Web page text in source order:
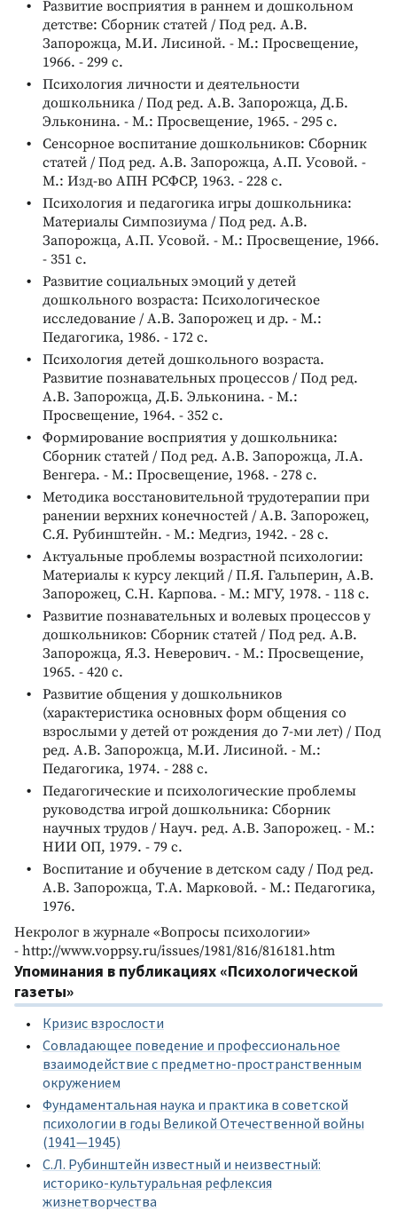
Развитие восприятия в раннем и дошкольном
детстве: Сборник статей / Под ред. А.В.
Запорожца, М.И. Лисиной. - М.: Просвещение,
1966. - 299 с.
Психология личности и деятельности
дошкольника / Под ред. А.В. Запорожца, Д.Б.
Эльконина. - М.: Просвещение, 1965. - 295 с.
Сенсорное воспитание дошкольников: Сборник
статей / Под ред. А.В. Запорожца, А.П. Усовой. -
М.: Изд-во АПН РСФСР, 1963. - 228 с.
Психология и педагогика игры дошкольника:
Материалы Симпозиума / Под ред. А.В.
Запорожца, А.П. Усовой. - М.: Просвещение, 1966.
- 351 с.
Развитие социальных эмоций у детей
дошкольного возраста: Психологическое
исследование / А.В. Запорожец и др. - М.:
Педагогика, 1986. - 172 с.
Психология детей дошкольного возраста.
Развитие познавательных процессов / Под ред.
А.В. Запорожца, Д.Б. Эльконина. - М.:
Просвещение, 1964. - 352 с.
Формирование восприятия у дошкольника:
Сборник статей / Под ред. А.В. Запорожца, Л.А.
Венгера. - М.: Просвещение, 1968. - 278 с.
Методика восстановительной трудотерапии при
ранении верхних конечностей / А.В. Запорожец,
С.Я. Рубинштейн. - М.: Медгиз, 1942. - 28 с.
Актуальные проблемы возрастной психологии:
Материалы к курсу лекций / П.Я. Гальперин, А.В.
Запорожец, С.Н. Карпова. - М.: МГУ, 1978. - 118 с.
Развитие познавательных и волевых процессов у
дошкольников: Сборник статей / Под ред. А.В.
Запорожца, Я.З. Неверович. - М.: Просвещение,
1965. - 420 с.
Развитие общения у дошкольников
(характеристика основных форм общения со
взрослыми у детей от рождения до 7-ми лет) / Под
ред. А.В. Запорожца, М.И. Лисиной. - М.:
Педагогика, 1974. - 288 с.
Педагогические и психологические проблемы
руководства игрой дошкольника: Сборник
научных трудов / Науч. ред. А.В. Запорожец. - М.:
НИИ ОП, 1979. - 79 с.
Воспитание и обучение в детском саду / Под ред.
А.В. Запорожца, Т.А. Марковой. - М.: Педагогика,
1976.
Некролог в журнале «Вопросы психологии»
- http://www.voppsy.ru/issues/1981/816/816181.htm
Упоминания в публикациях «Психологической
газеты»
Кризис взрослости
Совладающее поведение и профессиональное
взаимодействие с предметно-пространственным
окружением
Фундаментальная наука и практика в советской
психологии в годы Великой Отечественной войны
(1941—1945)
C.Л. Рубинштейн известный и неизвестный:
историко-культуральная рефлексия
жизнетворчества